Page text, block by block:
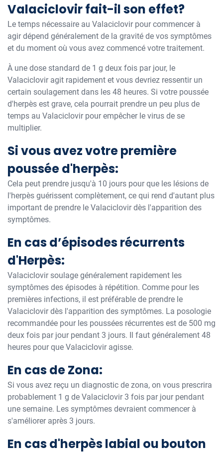
Valaciclovir fait-il son effet?
Le temps nécessaire au Valaciclovir pour commencer à
agir dépend généralement de la gravité de vos symptômes
et du moment où vous avez commencé votre traitement.
À une dose standard de 1 g deux fois par jour, le
Valaciclovir agit rapidement et vous devriez ressentir un
certain soulagement dans les 48 heures. Si votre poussée
d'herpès est grave, cela pourrait prendre un peu plus de
temps au Valaciclovir pour empêcher le virus de se
multiplier.
Si vous avez votre première
poussée d'herpès:
Cela peut prendre jusqu'à 10 jours pour que les lésions de
l'herpès guérissent complètement, ce qui rend d'autant plus
important de prendre le Valaciclovir dès l'apparition des
symptômes.
En cas d’épisodes récurrents
d'Herpès:
Valaciclovir soulage généralement rapidement les
symptômes des épisodes à répétition. Comme pour les
premières infections, il est préférable de prendre le
Valaciclovir dès l'apparition des symptômes. La posologie
recommandée pour les poussées récurrentes est de 500 mg
deux fois par jour pendant 3 jours. Il faut généralement 48
heures pour que Valaciclovir agisse.
En cas de Zona:
Si vous avez reçu un diagnostic de zona, on vous prescrira
probablement 1 g de Valaciclovir 3 fois par jour pendant
une semaine. Les symptômes devraient commencer à
s'améliorer après 3 jours.
En cas d'herpès labial ou bouton